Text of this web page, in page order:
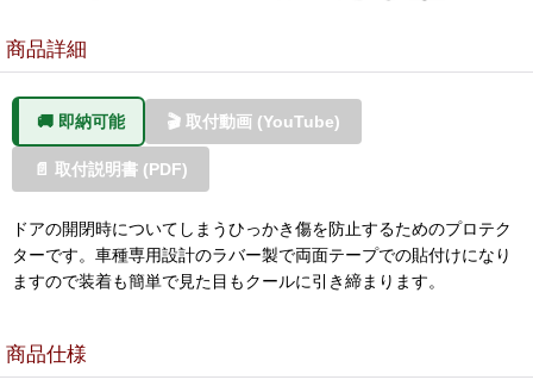
商品詳細
🚚 即納可能 🎬 取付動画 (YouTube)
📄 取付説明書 (PDF)
ドアの開閉時についてしまうひっかき傷を防止するためのプロテク
ターです。車種専用設計のラバー製で両面テープでの貼付けになり
ますので装着も簡単で見た目もクールに引き締まります。
商品仕様